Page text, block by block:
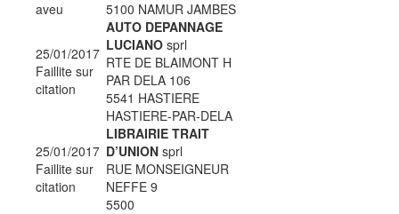
aveu
5100 NAMUR JAMBES
25/01/2017
Faillite sur
citation
AUTO DEPANNAGE
LUCIANO sprl
RTE DE BLAIMONT H
PAR DELA 106
5541 HASTIERE
HASTIERE-PAR-DELA
25/01/2017
Faillite sur
citation
LIBRAIRIE TRAIT
D’UNION sprl
RUE MONSEIGNEUR
NEFFE 9
5500